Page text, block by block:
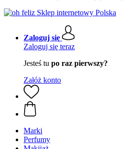
Zaloguj się
Zaloguj się teraz
Jesteś tu po raz pierwszy?
Załóż konto
Marki
Perfumy